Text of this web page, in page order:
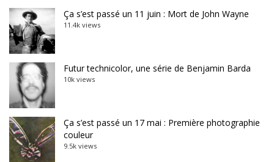
Ça s’est passé un 11 juin : Mort de John Wayne
11.4k views
Futur technicolor, une série de Benjamin Barda
10k views
Ça s’est passé un 17 mai : Première photographie
couleur
9.5k views